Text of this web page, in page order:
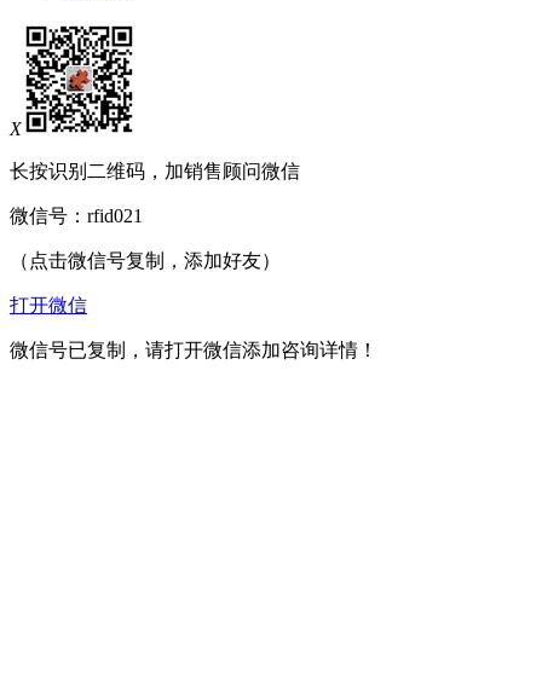
X
长按识别二维码，加销售顾问微信
微信号： rfid021
（点击微信号复制，添加好友）
打开微信
微信号已复制，请打开微信添加咨询详情！